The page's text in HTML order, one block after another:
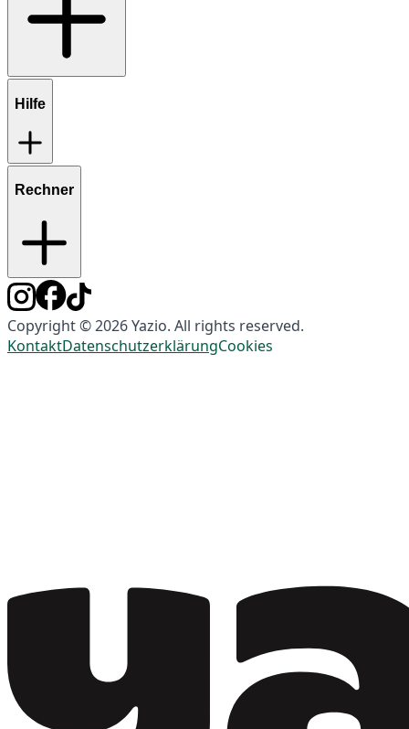
Hilfe
Rechner
Copyright © 2026 Yazio. All rights reserved.
KontaktDatenschutzerklärungCookies